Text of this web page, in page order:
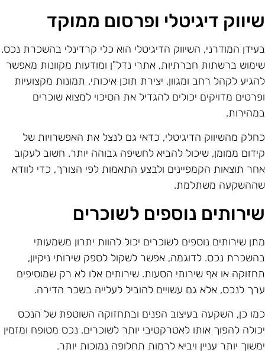
דיגיטלי ופרסום ממוקד
המודרני, השיווק הדיגיטלי הוא כלי קרדינלי בהשכרת נכס.
ברשתות חברתיות, אתרי נדל"ן ומודעות מקוונות מאפשר
לקהל רחב ומגוון. יצירת תוכן איכותי, תמונות מקצועיות
מדויקים יכולים להגדיל את הסיכוי למצוא שוכרים
מהשיווק הדיגיטלי, כדאי גם לנצל את האפשרויות של
ממומן, שיכול להביא לחשיפה גבוהה יותר. חשוב לעקוב
תוצאות הקמפיינים ולבצע התאמות לפי הצורך, כדי לוודא
משתלמת.
נוספים לשוכרים
שירותים נוספים לשוכרים יכול להוות יתרון משמעותי
נכס. לדוגמה, אפשר לשקול לספק שירותי ניקיון,
או אף שירותי הסעות. שירותים אלו לא רק שמוסיפים
לנכס, אלא גם עשויים להוביל לעלייה בשכר הדירה.
כן, השקעה בעיצוב הפנים ובתחזוקה השוטפת של הנכס
להפוך אותו לאטרקטיבי יותר לשוכרים. נכס מטופח ומזמין
יותר עניין ויביא לרמות תחלופה נמוכות יותר.